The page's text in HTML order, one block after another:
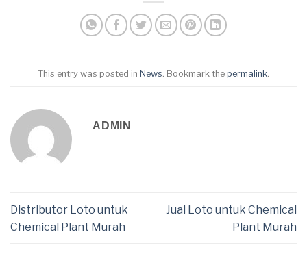
This entry was posted in News . Bookmark the permalink
ADMIN
Distributor Loto untuk
Chemical Plant Murah
Jual Loto untuk Chemical
Plant Murah